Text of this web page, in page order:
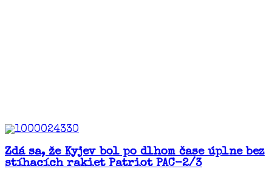
Zdá sa, že Kyjev bol po dlhom čase úplne bez
stíhacích rakiet Patriot PAC-2/3